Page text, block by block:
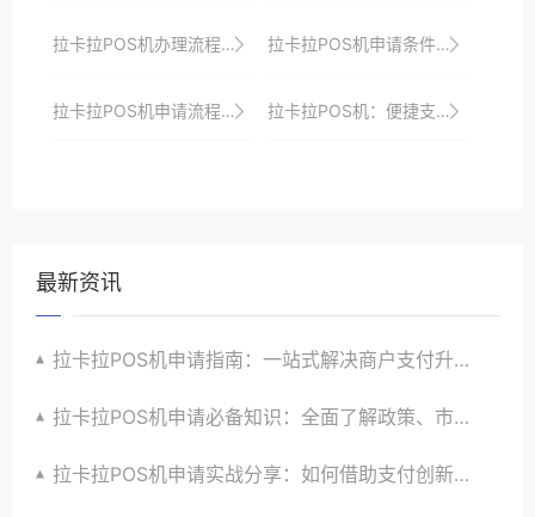
拉卡拉POS机办理流程优化：更快更便捷地开启收银之旅，助力商家发展 拉卡拉POS机申请条件：企业用户需要注意什么？
拉卡拉POS机申请流程及使用注意事项详解 拉卡拉POS机：便捷支付，提升消费体验
最新资讯
拉卡拉POS机申请指南：一站式解决商户支付升级、智能化与创新需求
拉卡拉POS机申请必备知识：全面了解政策、市场、技术与创新趋势
拉卡拉POS机申请实战分享：如何借助支付创新技术提升商户运营效益与效率